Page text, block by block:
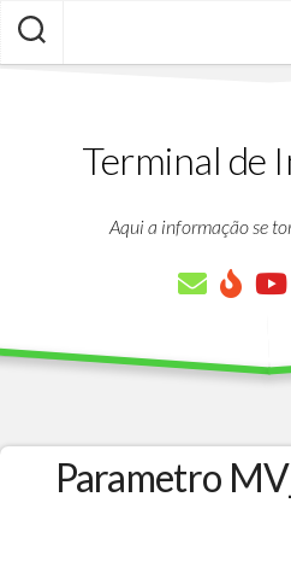
Skip
content
Terminal de
Aqui a informação se
Parametro